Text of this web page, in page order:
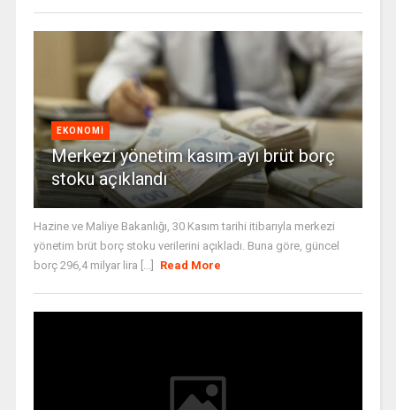
EKONOMI
Merkezi yönetim kasım ayı brüt borç
stoku açıklandı
Hazine ve Maliye Bakanlığı, 30 Kasım tarihi itibarıyla merkezi
yönetim brüt borç stoku verilerini açıkladı. Buna göre, güncel
borç 296,4 milyar lira [...]
Read More